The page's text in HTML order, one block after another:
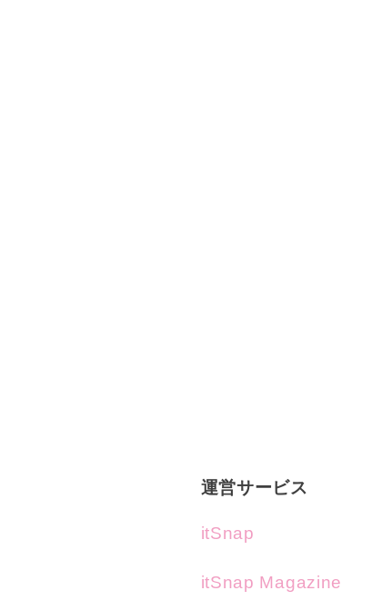
運営サービス
itSnap
itSnap Magazine